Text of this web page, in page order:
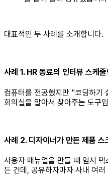
대표적인 두 사례를 소개합니다.
사례 1. HR 동료의 인터뷰 스케
컴퓨터를 전공했지만 "코딩하
회의실을 알아서 찾아주는 도구
사례 2. 디자이너가 만든 제품 스
사용자 매뉴얼을 만들 때 임시
든 건데, 공유하자마자 사내 여